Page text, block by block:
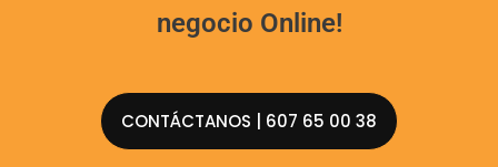
negocio Online!
CONTÁCTANOS | 607 65 00 38